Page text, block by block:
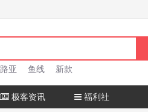
路亚 鱼线 新款
极客资讯 福利社